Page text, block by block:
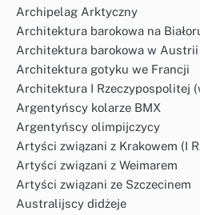
Archipelag Arktyczny
Architektura barokowa na
Architektura barokowa w Austrii
Architektura gotyku we Francji
Architektura I Rzeczypospolitej
Argentyńscy kolarze BMX
Argentyńscy olimpijczycy
Artyści związani z Krakowem (I
Artyści związani z Weimarem
Artyści związani ze Szczecinem
Australijscy didżeje